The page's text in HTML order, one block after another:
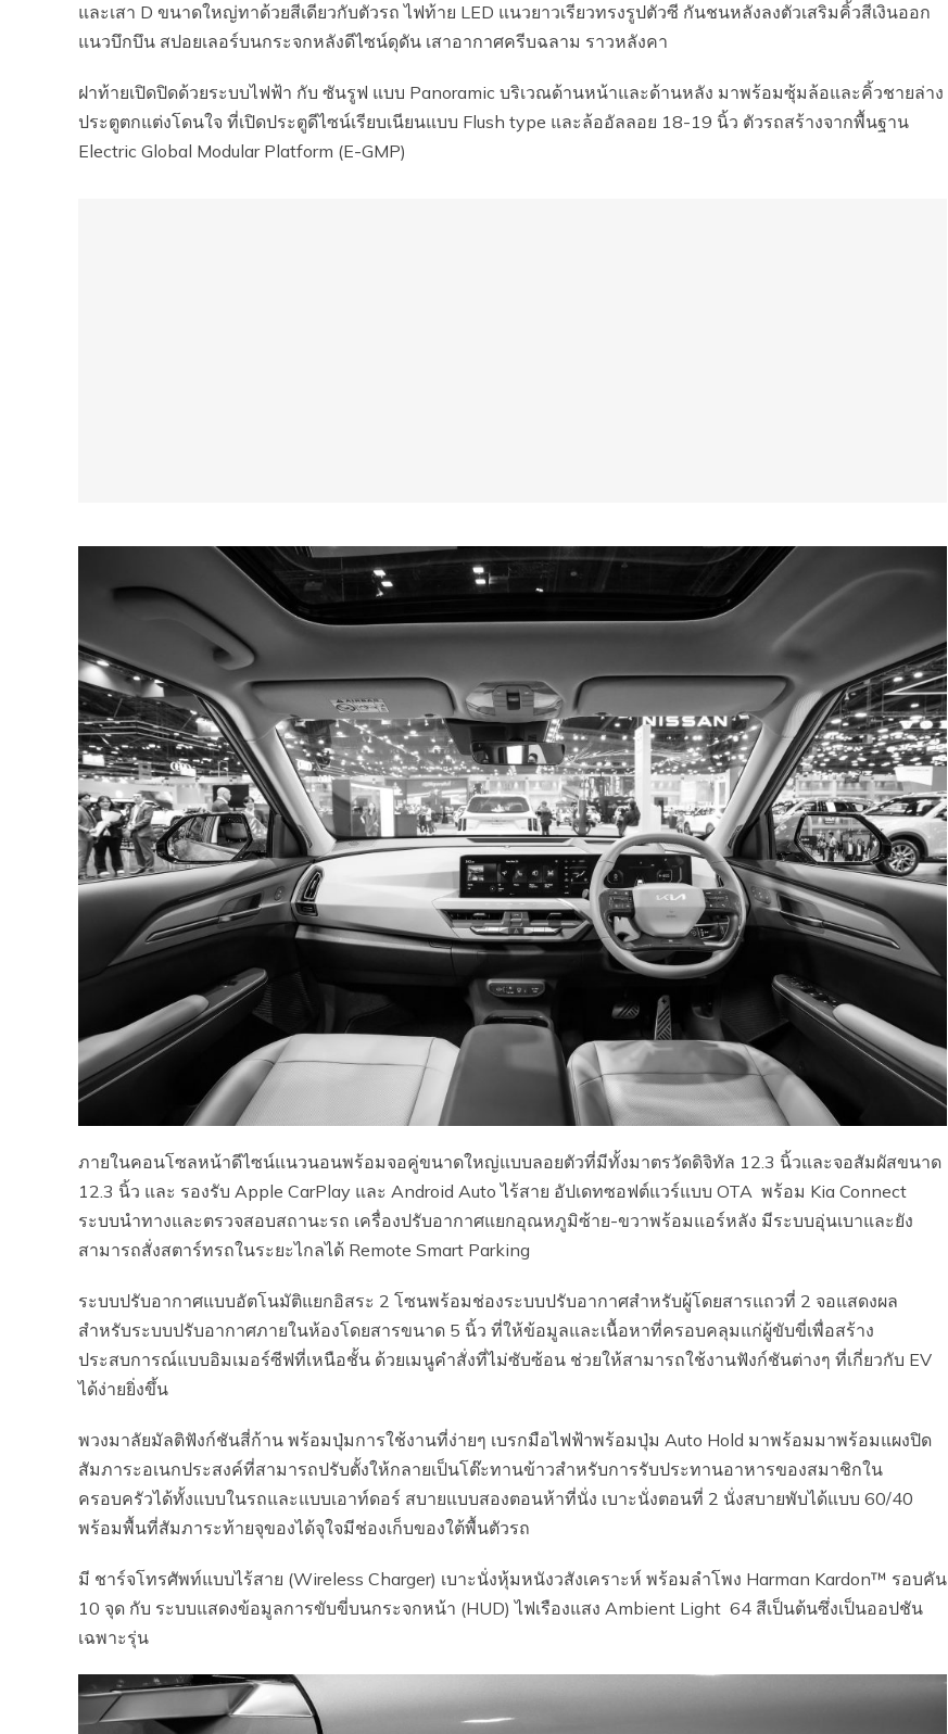
และเสา D ขนาดใหญ่ทาด้วยสีเดียวกับตัวรถ ไฟท้าย LED แนวยาวเรียวทรงรูปตัวซี กันชนหลังลงตัวเสริมคิ้วสีเงินออก
แนวบึกบึน สปอยเลอร์บนกระจกหลังดีไซน์ดุดัน เสาอากาศครีบฉลาม ราวหลังคา
ฝาท้ายเปิดปิดด้วยระบบไฟฟ้า กับ ซันรูฟ แบบ Panoramic บริเวณด้านหน้าและด้านหลัง มาพร้อมซุ้มล้อและคิ้วชายล่าง
ประตูตกแต่งโดนใจ ที่เปิดประตูดีไซน์เรียบเนียนแบบ Flush type และล้ออัลลอย 18-19 นิ้ว ตัวรถสร้างจากพื้นฐาน
Electric Global Modular Platform (E-GMP)
ภายในคอนโซลหน้าดีไซน์แนวนอนพร้อมจอคู่ขนาดใหญ่แบบลอยตัวที่มีทั้งมาตรวัดดิจิทัล 12.3 นิ้วและจอสัมผัสขนาด
12.3 นิ้ว และ รองรับ Apple CarPlay และ Android Auto ไร้สาย อัปเดทซอฟต์แวร์แบบ OTA พร้อม Kia Connect
ระบบนำทางและตรวจสอบสถานะรถ เครื่องปรับอากาศแยกอุณหภูมิซ้าย-ขวาพร้อมแอร์หลัง มีระบบอุ่นเบาและยัง
สามารถสั่งสตาร์ทรถในระยะไกลได้ Remote Smart Parking
ระบบปรับอากาศแบบอัตโนมัติแยกอิสระ 2 โซนพร้อมช่องระบบปรับอากาศสําหรับผู้โดยสารแถวที่ 2 จอแสดงผล
สำหรับระบบปรับอากาศภายในห้องโดยสารขนาด 5 นิ้ว ที่ให้ข้อมูลและเนื้อหาที่ครอบคลุมแก่ผู้ขับขี่เพื่อสร้าง
ประสบการณ์แบบอิมเมอร์ซีฟที่เหนือชั้น ด้วยเมนูคำสั่งที่ไม่ซับซ้อน ช่วยให้สามารถใช้งานฟังก์ชันต่างๆ ที่เกี่ยวกับ EV
ได้ง่ายยิ่งขึ้น
พวงมาลัยมัลติฟังก์ชันสี่ก้าน พร้อมปุ่มการใช้งานที่ง่ายๆ เบรกมือไฟฟ้าพร้อมปุ่ม Auto Hold มาพร้อมมาพร้อมแผงปิด
สัมภาระอเนกประสงค์ที่สามารถปรับตั้งให้กลายเป็นโต๊ะทานข้าวสำหรับการรับประทานอาหารของสมาชิกใน
ครอบครัวได้ทั้งแบบในรถและแบบเอาท์ดอร์ สบายแบบสองตอนห้าที่นั่ง เบาะนั่งตอนที่ 2 นั่งสบายพับได้แบบ 60/40
พร้อมพื้นที่สัมภาระท้ายจุของได้จุใจมีช่องเก็บของใต้พื้นตัวรถ
มี ชาร์จโทรศัพท์แบบไร้สาย (Wireless Charger) เบาะนั่งหุ้มหนังวสังเคราะห์ พร้อมลำโพง Harman Kardon™ รอบคัน
10 จุด กับ ระบบแสดงข้อมูลการขับขี่บนกระจกหน้า (HUD) ไฟเรืองแสง Ambient Light 64 สีเป็นต้นซึ่งเป็นออปชัน
เฉพาะรุ่น